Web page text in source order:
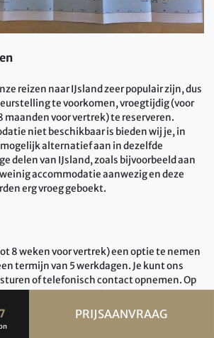
reizen naar IJsland zeer populair zijn, dus
te voorkomen, vroegtijdig (voor
voor vertrek) te reserveren.
niet beschikbaar is bieden wij je, in
mogelijk alternatief aan in dezelfde
delen van IJsland, zoals bijvoorbeeld aan
accommodatie aanwezig en deze
erg vroeg geboekt.
8 weken voor vertrek) een optie te nemen
termijn van 5 werkdagen. Je kunt ons
of telefonisch contact opnemen. Op
kunnen meestal geen opties gegeven
PRIJSAANVRAAG